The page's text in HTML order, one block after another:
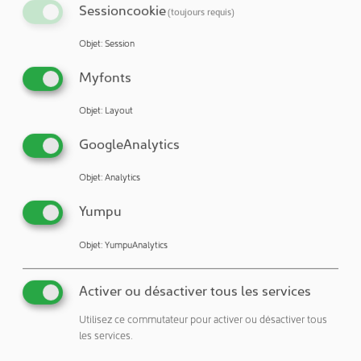
F+E & COMMUNAUTÉ D'INTÉRÊTS
Excellent : H2ForêtNoire
20.04.2021
F+E & COMMUNAUTÉ D'INTÉRÊTS
Préparer l'IA pour des applications critiques en
matière de sécurité
zurück 1 weitere
Sessioncookie(toujours requis)
Objet: Session
Myfonts
Objet: Layout
GoogleAnalytics
Objet: Analytics
Yumpu
Objet: YumpuAnalytics
Activer ou désactiver tous les services
Utilisez ce commutateur pour activer ou désactiver tous
les services.